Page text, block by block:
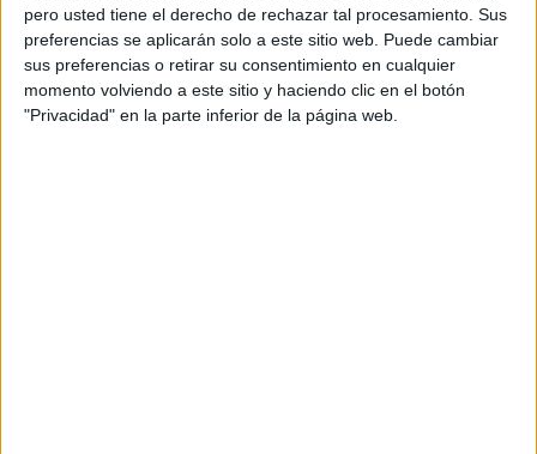
pero usted tiene el derecho de rechazar tal procesamiento. Sus
preferencias se aplicarán solo a este sitio web. Puede cambiar
sus preferencias o retirar su consentimiento en cualquier
momento volviendo a este sitio y haciendo clic en el botón
"Privacidad" en la parte inferior de la página web.